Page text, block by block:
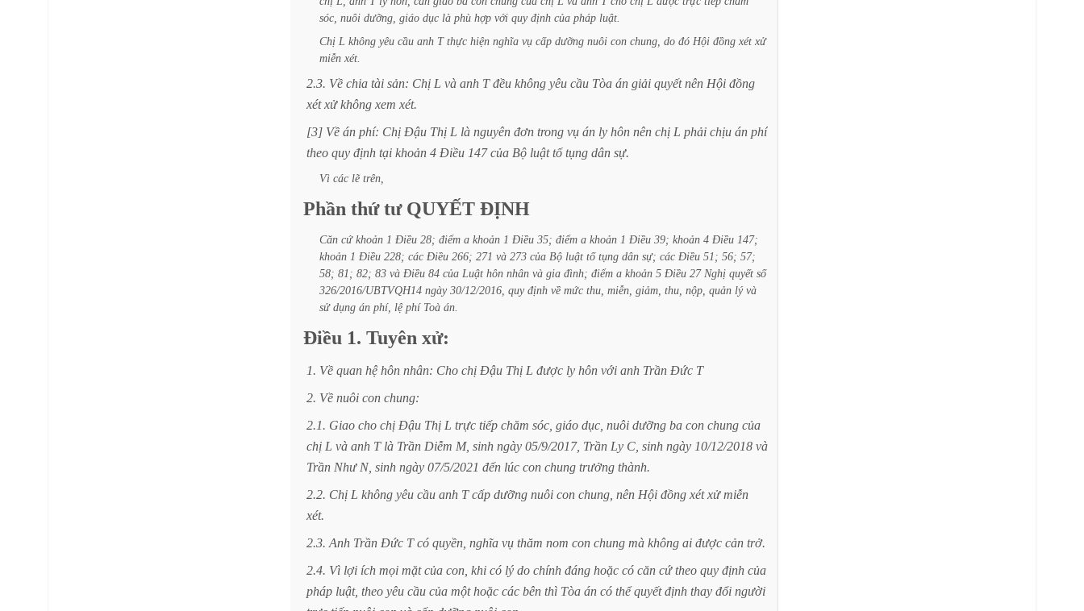
sóc, nuôi dưỡng, giáo dục là phù hợp với quy định của pháp luật.
Chị L không yêu cầu anh T thực hiện nghĩa vụ cấp dưỡng nuôi con chung, do đó Hội đồng xét xử
miễn xét.
2.3. Về chia tài sản: Chị L và anh T đều không yêu cầu Tòa án giải quyết nên Hội đồng
xét xử không xem xét.
[3] Về án phí: Chị Đậu Thị L là nguyên đơn trong vụ án ly hôn nên chị L phải chịu án phí
theo quy định tại khoản 4 Điều 147 của Bộ luật tố tụng dân sự.
Vì các lẽ trên,
Phần thứ tư QUYẾT ĐỊNH
Căn cứ khoản 1 Điều 28; điểm a khoản 1 Điều 35; điểm a khoản 1 Điều 39; khoản 4 Điều 147;
khoản 1 Điều 228; các Điều 266; 271 và 273 của Bộ luật tố tụng dân sự; các Điều 51; 56; 57;
58; 81; 82; 83 và Điều 84 của Luật hôn nhân và gia đình; điểm a khoản 5 Điều 27 Nghị quyết số
326/2016/UBTVQH14 ngày 30/12/2016, quy định về mức thu, miễn, giảm, thu, nộp, quản lý và
sử dụng án phí, lệ phí Toà án.
Điều 1. Tuyên xử:
1. Về quan hệ hôn nhân: Cho chị Đậu Thị L được ly hôn với anh Trần Đức T
2. Về nuôi con chung:
2.1. Giao cho chị Đậu Thị L trực tiếp chăm sóc, giáo dục, nuôi dưỡng ba con chung của
chị L và anh T là Trần Diễm M, sinh ngày 05/9/2017, Trần Ly C, sinh ngày 10/12/2018 và
Trần Như N, sinh ngày 07/5/2021 đến lúc con chung trưởng thành.
2.2. Chị L không yêu cầu anh T cấp dưỡng nuôi con chung, nên Hội đồng xét xử miễn
xét.
2.3. Anh Trần Đức T có quyền, nghĩa vụ thăm nom con chung mà không ai được cản trở.
2.4. Vì lợi ích mọi mặt của con, khi có lý do chính đáng hoặc có căn cứ theo quy định của
pháp luật, theo yêu cầu của một hoặc các bên thì Tòa án có thể quyết định thay đổi người